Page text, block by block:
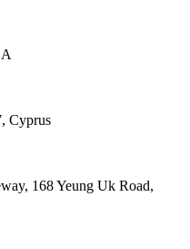
Cyprus
168 Yeung Uk Road,